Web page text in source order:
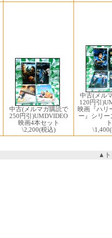
中古(メルマガ購読で
250円引)UMDVIDEO
映画4本セット
\2,200(税込)
中古(メル
120円引
映画『ハリ
ー』シリー
ト
\1,400
▲ト